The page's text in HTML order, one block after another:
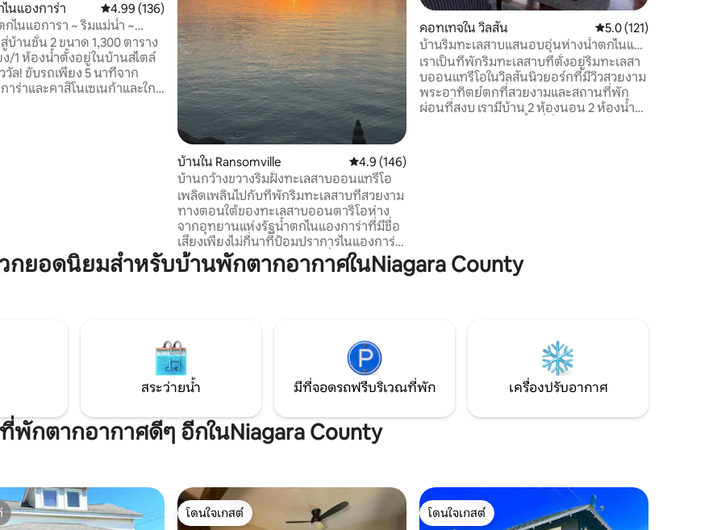
รีวิว
นแองการ่า คะแนนเฉลี่ย 4.99 จาก 5, 136 รีวิว
4.99 (136)
ไนแอการา ~ ริมแม่น้ำ ~
นเสียง
านชั้น 2 ขนาด 1,300 ตาราง
/1 ห้องน้ำตั้งอยู่ในบ้านสไตล์
วัล! ขับรถเพียง 5 นาทีจาก
าร่าและคาสิโนเซเนก้าและใกล้
บ้านใน Ransomville คะแนนเฉลี่ย 4.9 จาก 5, 146 รีวิว
4.9 (146)
บ้านกว้างขวางริมฝั่งทะเลสาบออนแทรีโอ
เพลิดเพลินไปกับที่พักริมทะเลสาบที่สวยงาม
ทางตอนใต้ของทะเลสาบออนตาริโอห่าง
จากอุทยานแห่งรัฐน้ำตกไนแองการ่าที่มีชื่อ
เสียงเพียงไม่กี่นาทีป้อมปราการไนแองการ่า
เส้นทางไวน์ไนแองการ่าและอื่นๆอีกมากมาย
กระโดดบนสะพาน Lewiston-Queenston
น้ำในทะเลสาบออนตาริโอเป็นสิ่งที่คุณ
ต้องการที่นี่ก็เหมาะกับคุณเช่นกัน เราไม่
อนุญาตให้จัดปาร์ตี้หรือรวมตัวกับ
ครอบครัวสูงสุด 8 คน
คอทเทจใน วิลสัน คะแนนเฉลี่ย 5.0 จาก
5.0 (121)
บ้านริมทะเลสาบแสนอบอุ่นห่างน้ำตกไนแอ
งการ่า 30 นาที
เราเป็นที่พักริมทะเลสาบที่ตั้งอยู่ริมทะเลสา
บออนแทรีโอในวิลสันนิวยอร์กที่มีวิวสวยงาม
พระอาทิตย์ตกที่สวยงามและสถานที่พัก
ผ่อนที่สงบ เรามีบ้าน 2 ห้องนอน 2 ห้องน้ำที่
กยอดนิยมสำหรับบ้านพักตากอากาศในNiagara County
สระว่ายน้ำ มีที่จอดรถฟรีบริเวณที่พัก เครื่องปรับอากาศ
พักตากอากาศดีๆ อีกในNiagara County
โดนใจเกสต์
โดนใจเกสต์
โดนใจเกสต์
โดนใจเกสต์